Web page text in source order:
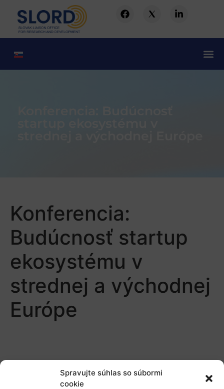
Spravujte súhlas so súbormi
cookie
Konferencia:
Budúcnosť startup
ekosystému v
strednej a východnej
Európe